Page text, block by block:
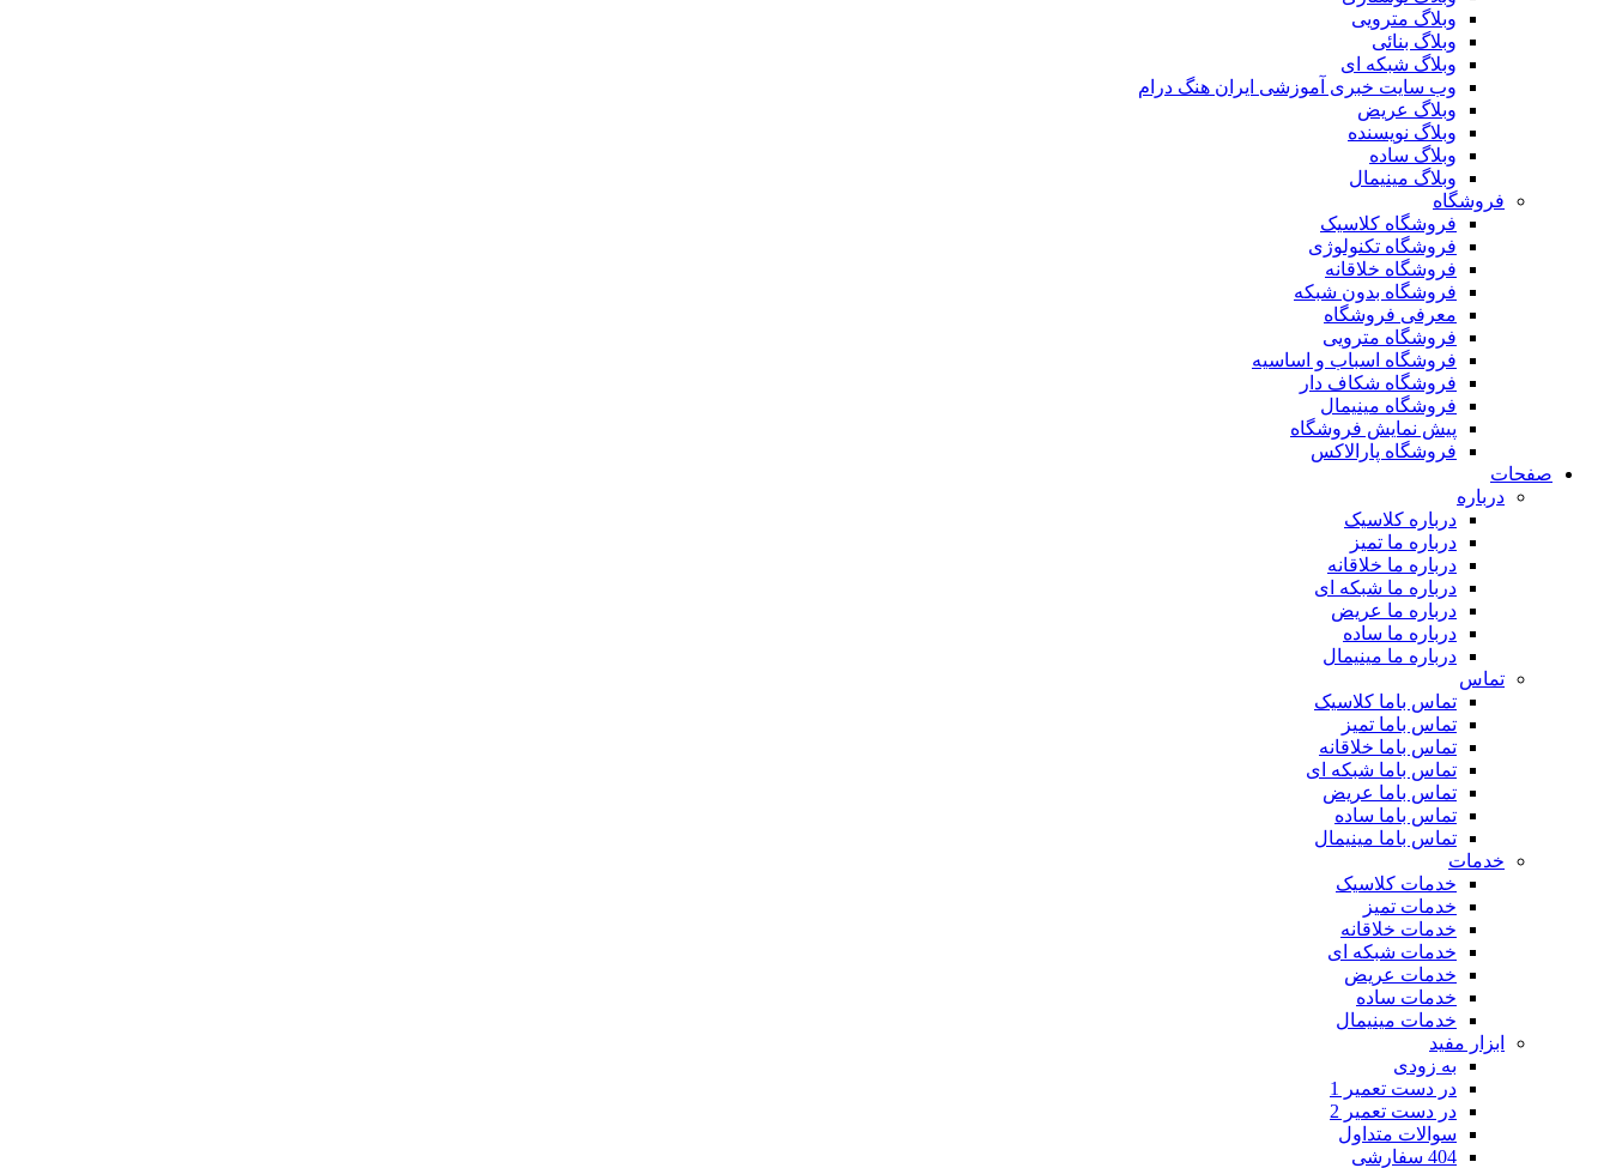
وبلاگ مترویی
وبلاگ بنائی
وبلاگ شبکه ای
وب سایت خبری آموزشی ایران هنگ درام
وبلاگ عریض
وبلاگ نویسنده
وبلاگ ساده
وبلاگ مینیمال
فروشگاه
فروشگاه کلاسیک
فروشگاه تکنولوژی
فروشگاه خلاقانه
فروشگاه بدون شبکه
معرفی فروشگاه
فروشگاه مترویی
فروشگاه اسباب و اساسیه
فروشگاه شکاف دار
فروشگاه مینیمال
پیش نمایش فروشگاه
فروشگاه پارالاکس
صفحات
درباره
درباره کلاسیک
درباره ما تمیز
درباره ما خلاقانه
درباره ما شبکه ای
درباره ما عریض
درباره ما ساده
درباره ما مینیمال
تماس
تماس باما کلاسیک
تماس باما تمیز
تماس باما خلاقانه
تماس باما شبکه ای
تماس باما عریض
تماس باما ساده
تماس باما مینیمال
خدمات
خدمات کلاسیک
خدمات تمیز
خدمات خلاقانه
خدمات شبکه ای
خدمات عریض
خدمات ساده
خدمات مینیمال
ابزار مفید
به زودی
در دست تعمیر 1
در دست تعمیر 2
سوالات متداول
404 سفارشی